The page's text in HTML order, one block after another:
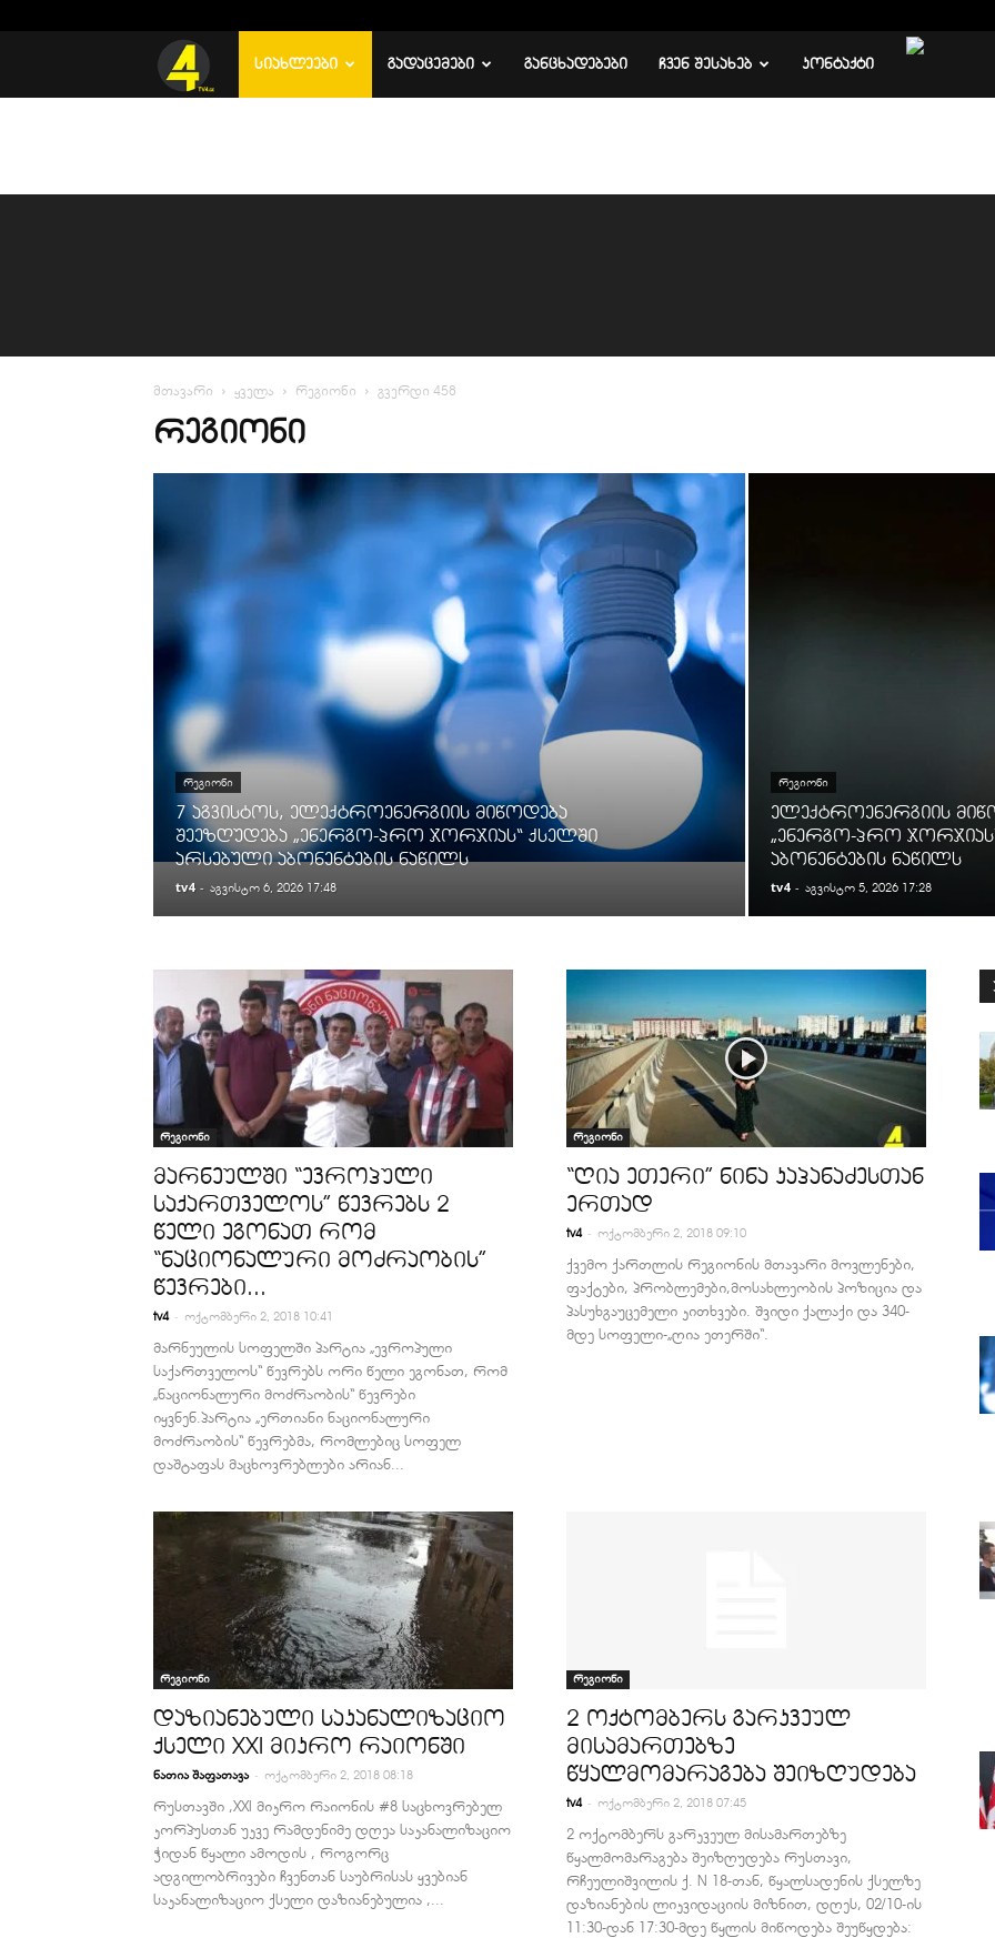
TVᲡᲘᲐᲮᲚᲔᲔᲑᲘ ᲒᲐᲓᲐᲪᲔᲛᲔᲑᲘ ᲒᲐᲜᲪᲮᲐᲓᲔᲑᲔᲑᲘ ᲩᲕᲔᲜ ᲨᲔᲡᲐᲮᲔᲑ ᲙᲝᲜᲢᲐᲥᲢᲘ
მთავარი ყველა რეგიონი გვერდი 458
ᲠᲔᲒᲘᲝᲜᲘ
ᲠᲔᲒᲘᲝᲜᲘ
7 აგვისტოს, ელექტროენერგიის მიწოდება
შეეზღუდება „ენერგო-პრო ჯორჯიას“ ქსელში
არსებული აბონენტების ნაწილს
tv4 - აგვისტო 6, 2026 17:48
ᲠᲔᲒᲘᲝᲜᲘ
ელექტროენერგიის
„ენერგო-პრო
აბონენტების ნაწილს
tv4 - აგვისტო 5, 2026 17:28
რეგიონი
მარნეულში “ევროპული
საქართველოს” წევრებს 2
წელი ეგონათ რომ
“ნაციონალური მოძრაობის”
წევრები...
tv4 - ოქტომბერი 2, 2018 10:41
მარნეულის სოფელში პარტია „ევროპული
საქართველოს“ წევრებს ორი წელი ეგონათ, რომ
„ნაციონალური მოძრაობის“ წევრები
იყვნენ.პარტია „ერთიანი ნაციონალური
მოძრაობის“ წევრებმა, რომლებიც სოფელ
დაშტაფას მაცხოვრებლები არიან...
რეგიონი
“ღია ეთერი” ნინა კაპანაძესთან
ერთად
tv4 - ოქტომბერი 2, 2018 09:10
ქვემო ქართლის რეგიონის მთავარი მოვლენები,
ფაქტები, პრობლემები,მოსახლეობის პოზიცია და
პასუხგაუცემელი კითხვები. შვიდი ქალაქი და 340-
მდე სოფელი-„ღია ეთერში“.
რეგიონი
დაზიანებული საკანალიზაციო
ქსელი XXI მიკრო რაიონში
ნათია შაფათავა - ოქტომბერი 2, 2018 08:18
რუსთავში ,XXI მიკრო რაიონის #8 საცხოვრებელ
კორპუსთან უკვე რამდენიმე დღეა საკანალიზაციო
ჭიდან წყალი ამოდის , როგორც
ადგილობრივები ჩვენთან საუბრისას ყვებიან
საკანალიზაციო ქსელი დაზიანებულია ,...
რეგიონი
2 ოქტომბერს გარკვეულ
მისამართებზე
წყალმომარაგება შეიზღუდება
tv4 - ოქტომბერი 2, 2018 07:45
2 ოქტომბერს გარკვეულ მისამართებზე
წყალმომარაგება შეიზღუდება რუსთავი,
რჩეულიშვილის ქ. N 18-თან, წყალსადენის ქსელზე
დაზიანების ლიკვიდაციის მიზნით, დღეს, 02/10-ის
11:30-დან 17:30-მდე წყლის მიწოდება შეუწყდება: